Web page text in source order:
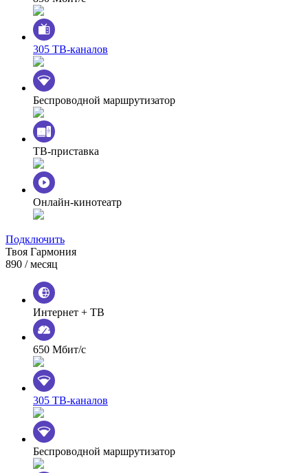
305 ТВ-каналов
Беспроводной маршрутизатор
ТВ-приставка
Онлайн-кинотеатр
Подключить
Твоя Гармония
890 / месяц
Интернет + ТВ
650 Мбит/с
305 ТВ-каналов
Беспроводной маршрутизатор